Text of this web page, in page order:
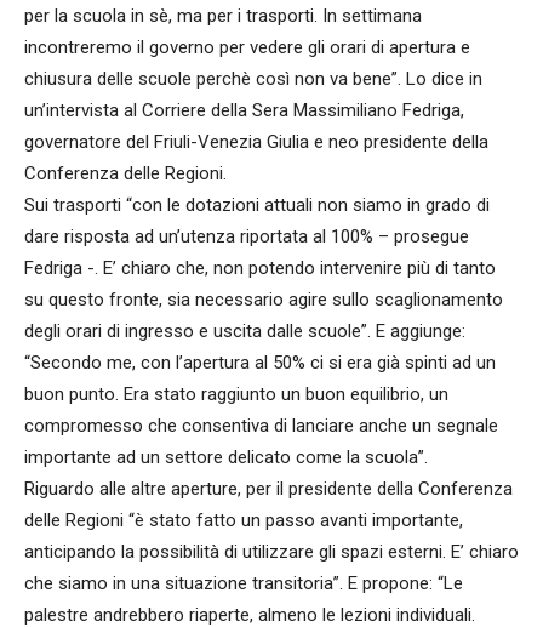
per la scuola in sè, ma per i trasporti. In settimana
incontreremo il governo per vedere gli orari di apertura e
chiusura delle scuole perchè così non va bene”. Lo dice in
un’intervista al Corriere della Sera Massimiliano Fedriga,
governatore del Friuli-Venezia Giulia e neo presidente della
Conferenza delle Regioni.
Sui trasporti “con le dotazioni attuali non siamo in grado di
dare risposta ad un’utenza riportata al 100% – prosegue
Fedriga -. E’ chiaro che, non potendo intervenire più di tanto
su questo fronte, sia necessario agire sullo scaglionamento
degli orari di ingresso e uscita dalle scuole”. E aggiunge:
“Secondo me, con l’apertura al 50% ci si era già spinti ad un
buon punto. Era stato raggiunto un buon equilibrio, un
compromesso che consentiva di lanciare anche un segnale
importante ad un settore delicato come la scuola”.
Riguardo alle altre aperture, per il presidente della Conferenza
delle Regioni “è stato fatto un passo avanti importante,
anticipando la possibilità di utilizzare gli spazi esterni. E’ chiaro
che siamo in una situazione transitoria”. E propone: “Le
palestre andrebbero riaperte, almeno le lezioni individuali.